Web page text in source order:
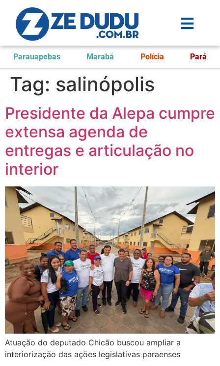
Parauapebas Marabá Polícia Pará
Tag: salinópolis
Presidente da Alepa cumpre
extensa agenda de
entregas e articulação no
interior
Atuação do deputado Chicão buscou ampliar a
interiorização das ações legislativas paraenses